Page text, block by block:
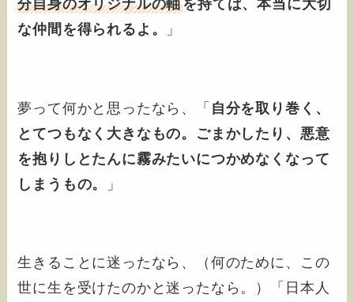
分自身のオリジナルの軸を持てば、本当に大切
な仲間を得られるよ。
」
夢って何かと思ったなら、「 自分を取り巻く、
とてつもなく大きなもの。 ごまかしたり、悪意
を抱りしとたんに霧みたいにつかめなくなって
しまう もの。 」
生きることに迷ったなら、（何のために、この
世に生を受けたのかと迷ったなら。）「日本人